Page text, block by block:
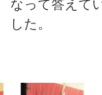
なって答えて
した。